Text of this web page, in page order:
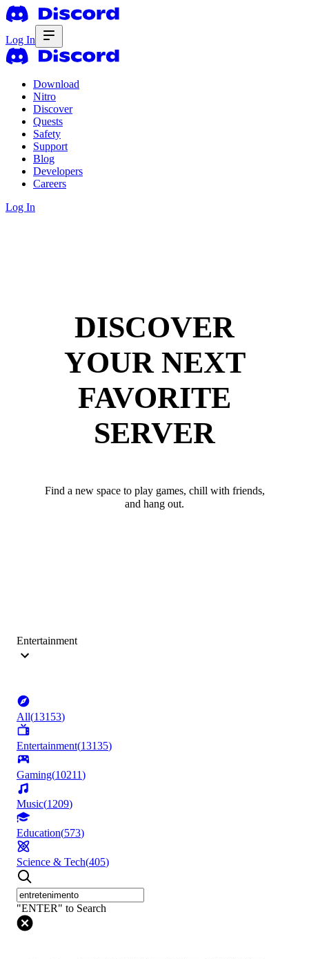
Log In
Download
Nitro
Discover
Quests
Safety
Support
Blog
Developers
Careers
Log In
DISCOVER
YOUR NEXT
FAVORITE
SERVER
Find a new space to play games, chill with friends,
and hang out.
Entertainment
All(13153)
Entertainment(13135)
Gaming(10211)
Music(1209)
Education(573)
Science & Tech(405)
"ENTER" to Search